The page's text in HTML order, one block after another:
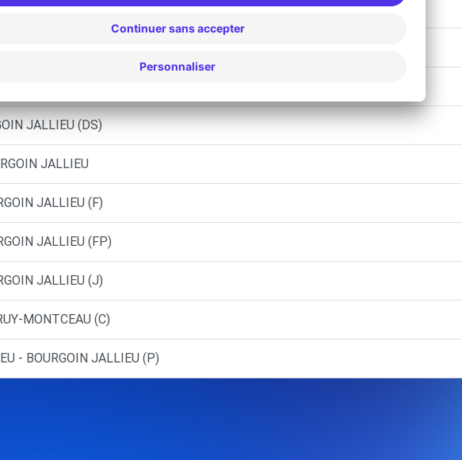
(C)
JALLIEU (DS)
JALLIEU
JALLIEU (F)
JALLIEU (FP)
JALLIEU (J)
MONTCEAU (C)
- BOURGOIN JALLIEU (P)